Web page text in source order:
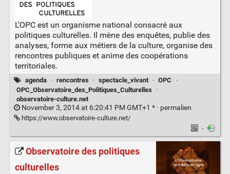
L’OPC est un organisme national consacré aux
politiques culturelles. Il mène des enquêtes, publie des
analyses, forme aux métiers de la culture, organise des
rencontres publiques et anime des coopérations
territoriales.
agenda · rencontres · spectacle_vivant · OPC
·
OPC_Observatoire_des_Politiques_Culturelles
·
observatoire-culture.net
November 3, 2014 at 6:20:41 PM GMT+1 * · permalien
https://www.observatoire-culture.net/
·
Observatoire des politiques
culturelles